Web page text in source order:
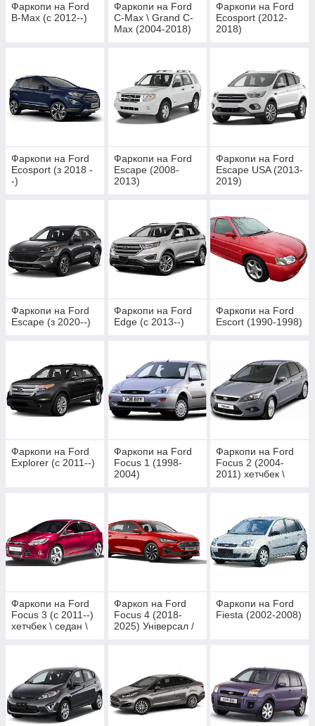
Фаркопи на Ford
B-Max (c 2012--)
Фаркопи на Ford
C-Max \ Grand C-
Max (2004-2018)
Фаркопи на Ford
Ecosport (2012-
2018)
Фаркопи на Ford
Ecosport (з 2018 -
-)
Фаркопи на Ford
Escape (2008-
2013)
Фаркопи на Ford
Escape USA (2013-
2019)
Фаркопи на Ford
Escape (з 2020--)
Фаркопи на Ford
Edge (c 2013--)
Фаркопи на Ford
Escort (1990-1998)
Фаркопи на Ford
Explorer (c 2011--)
Фаркопи на Ford
Focus 1 (1998-
2004)
Фаркопи на Ford
Focus 2 (2004-
2011) хетчбек \
Фаркопи на Ford
Focus 3 (c 2011--)
хетчбек \ седан \
Фаркоп на Ford
Focus 4 (2018-
2025) Універсал /
Фаркопи на Ford
Fiesta (2002-2008)